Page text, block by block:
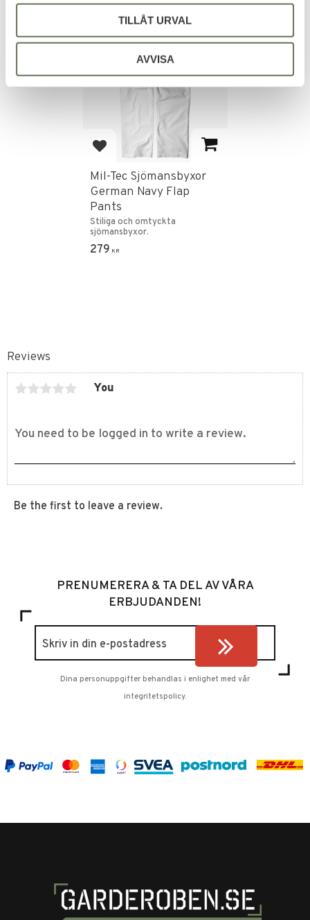
TILLÅT URVAL
AVVISA
Reviews
You
Be the first to leave a review.
Add to favorites
Mil-Tec Sjömansbyxor
German Navy Flap
Pants
Stiliga och omtyckta
sjömansbyxor.
279 KR
FAVORITE
PRENUMERERA & TA DEL AV VÅRA
ERBJUDANDEN!
Dina personuppgifter behandlas i enlighet med vår
integritetspolicy.